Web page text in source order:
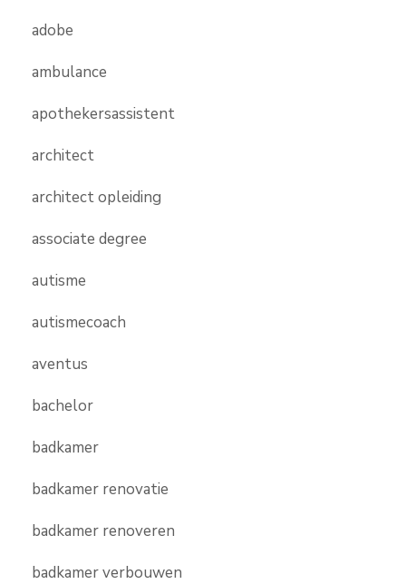
adobe
ambulance
apothekersassistent
architect
architect opleiding
associate degree
autisme
autismecoach
aventus
bachelor
badkamer
badkamer renovatie
badkamer renoveren
badkamer verbouwen